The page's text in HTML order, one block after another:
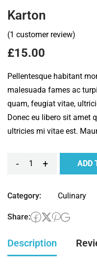
Karton
(1 customer review)
£15.00
Pellentesque habitant
malesuada fames ac
quam, feugiat vitae,
Donec eu libero sit amet
ultricies mi vitae est.
-
Karton
+ ADD
Category: Culinary
Share:
Description